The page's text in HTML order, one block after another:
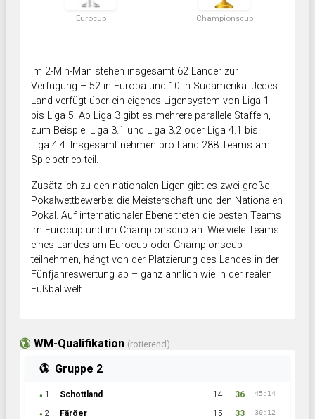
Eurocup Championscup
Im 2-Min-Man stehen insgesamt 62 Länder zur
Verfügung – 52 in Europa und 10 in Südamerika. Jedes
Land verfügt über ein eigenes Ligensystem von Liga 1
bis Liga 5. Ab Liga 3 gibt es mehrere parallele Staffeln,
zum Beispiel Liga 3.1 und Liga 3.2 oder Liga 4.1 bis
Liga 4.4. Insgesamt nehmen pro Land 288 Teams am
Spielbetrieb teil.
Zusätzlich zu den nationalen Ligen gibt es zwei große
Pokalwettbewerbe: die Meisterschaft und den Nationalen
Pokal. Auf internationaler Ebene treten die besten Teams
im Eurocup und im Championscup an. Wie viele Teams
eines Landes am Eurocup oder Championscup
teilnehmen, hängt von der Platzierung des Landes in der
Fünfjahreswertung ab – ganz ähnlich wie in der realen
Fußballwelt.
WM-Qualifikation (rotierend)
Gruppe 2
● 1 Schottland 14 36 45:14
● 2 Färöer 15 33 30:12